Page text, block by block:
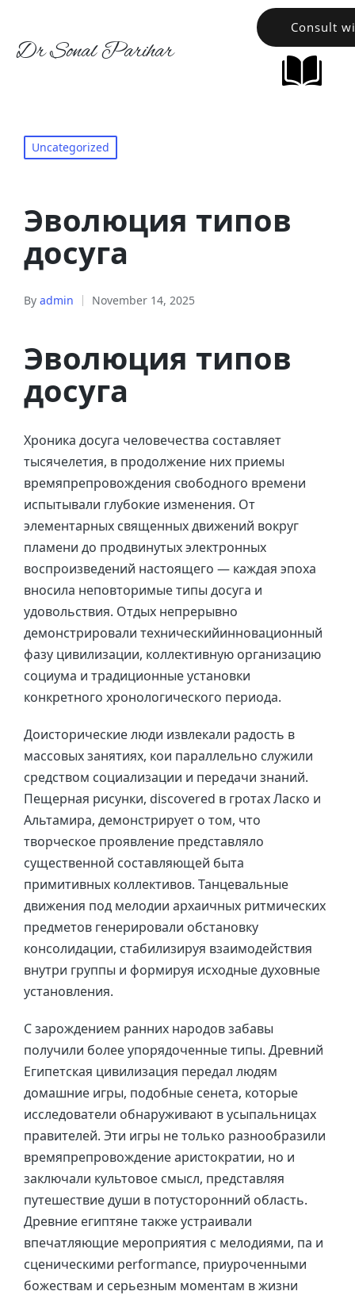
Dr Sonal Parihar
Consult
Uncategorized
Эволюция типов
досуга
By admin November 14, 2025
Эволюция типов
досуга
Хроника досуга человечества составляет
тысячелетия, в продолжение них приемы
времяпрепровождения свободного времени
испытывали глубокие изменения. От
элементарных священных движений вокруг
пламени до продвинутых электронных
воспроизведений настоящего — каждая эпоха
вносила неповторимые типы досуга и
удовольствия. Отдых непрерывно
демонстрировали техническийинновационный
фазу цивилизации, коллективную организацию
социума и традиционные установки
конкретного хронологического периода.
Доисторические люди извлекали радость в
массовых занятиях, кои параллельно служили
средством социализации и передачи знаний.
Пещерная рисунки, discovered в гротах Ласко и
Альтамира, демонстрирует о том, что
творческое проявление представляло
существенной составляющей быта
примитивных коллективов. Танцевальные
движения под мелодии архаичных ритмических
предметов генерировали обстановку
консолидации, стабилизируя взаимодействия
внутри группы и формируя исходные духовные
установления.
С зарождением ранних народов забавы
получили более упорядоченные типы. Древний
Египетская цивилизация передал людям
домашние игры, подобные сенета, которые
исследователи обнаруживают в усыпальницах
правителей. Эти игры не только разнообразили
времяпрепровождение аристократии, но и
заключали культовое смысл, представляя
путешествие души в потусторонний область.
Древние египтяне также устраивали
впечатляющие мероприятия с мелодиями, па и
сценическими performance, приуроченными
божествам и серьезным моментам в жизни